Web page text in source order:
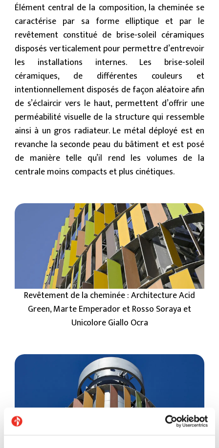
Élément central de la composition, la cheminée se
caractérise par sa forme elliptique et par le
revêtement constitué de brise-soleil céramiques
disposés verticalement pour permettre d’entrevoir
les installations internes. Les brise-soleil
céramiques, de différentes couleurs et
intentionnellement disposés de façon aléatoire afin
de s’éclaircir vers le haut, permettent d’offrir une
perméabilité visuelle de la structure qui ressemble
ainsi à un gros radiateur. Le métal déployé est en
revanche la seconde peau du bâtiment et est posé
de manière telle qu’il rend les volumes de la
centrale moins compacts et plus cinétiques.
Revêtement de la cheminée : Architecture Acid
Green, Marte Emperador et Rosso Soraya et
Unicolore Giallo Ocra